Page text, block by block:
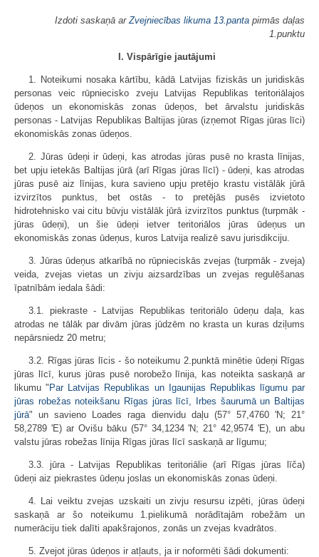
Izdoti saskaņā arZvejniecības likuma 13.panta pirmās daļas
1.punktu
I. Vispārīgie jautājumi
1. Noteikumi nosaka kārtību, kādā Latvijas fiziskās un juridiskās
personas veic rūpniecisko zveju Latvijas Republikas teritoriālajos
ūdeņos un ekonomiskās zonas ūdeņos, bet ārvalstu juridiskās
personas - Latvijas Republikas Baltijas jūras (izņemot Rīgas jūras līci)
ekonomiskās zonas ūdeņos.
2. Jūras ūdeņi ir ūdeņi, kas atrodas jūras pusē no krasta līnijas,
bet upju ietekās Baltijas jūrā (arī Rīgas jūras līcī) - ūdeņi, kas atrodas
jūras pusē aiz līnijas, kura savieno upju pretējo krastu vistālāk jūrā
izvirzītos punktus, bet ostās - to pretējās pusēs izvietoto
hidrotehnisko vai citu būvju vistālāk jūrā izvirzītos punktus (turpmāk -
jūras ūdeņi), un šie ūdeņi ietver teritoriālos jūras ūdeņus un
ekonomiskās zonas ūdeņus, kuros Latvija realizē savu jurisdikciju.
3. Jūras ūdeņus atkarībā no rūpnieciskās zvejas (turpmāk - zveja)
veida, zvejas vietas un zivju aizsardzības un zvejas regulēšanas
īpatnībām iedala šādi:
3.1. piekraste - Latvijas Republikas teritoriālo ūdeņu daļa, kas
atrodas ne tālāk par divām jūras jūdzēm no krasta un kuras dziļums
nepārsniedz 20 metru;
3.2. Rīgas jūras līcis - šo noteikumu 2.punktā minētie ūdeņi Rīgas
jūras līcī, kurus jūras pusē norobežo līnija, kas noteikta saskaņā ar
likumu " Par Latvijas Republikas un Igaunijas Republikas līgumu par
jūras robežas noteikšanu Rīgas jūras līcī, Irbes šaurumā un Baltijas
jūrā" un savieno Loades raga dienvidu daļu (57° 57,4760 'N; 21°
58,2789 'E) ar Ovišu bāku (57° 34,1234 'N; 21° 42,9574 'E), un abu
valstu jūras robežas līnija Rīgas jūras līcī saskaņā ar līgumu;
3.3. jūra - Latvijas Republikas teritoriālie (arī Rīgas jūras līča)
ūdeņi aiz piekrastes ūdeņu joslas un ekonomiskās zonas ūdeņi.
4. Lai veiktu zvejas uzskaiti un zivju resursu izpēti, jūras ūdeņi
saskaņā ar šo noteikumu 1.pielikumā norādītajām robežām un
numerāciju tiek dalīti apakšrajonos, zonās un zvejas kvadrātos.
5. Zvejot jūras ūdeņos ir atļauts, ja ir noformēti šādi dokumenti: